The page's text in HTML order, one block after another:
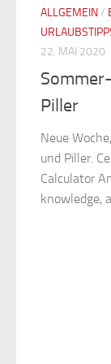
ALLGEMEIN/
22. MAI 2020
Piller
Neue
und Piller.
Calculator
knowledge,